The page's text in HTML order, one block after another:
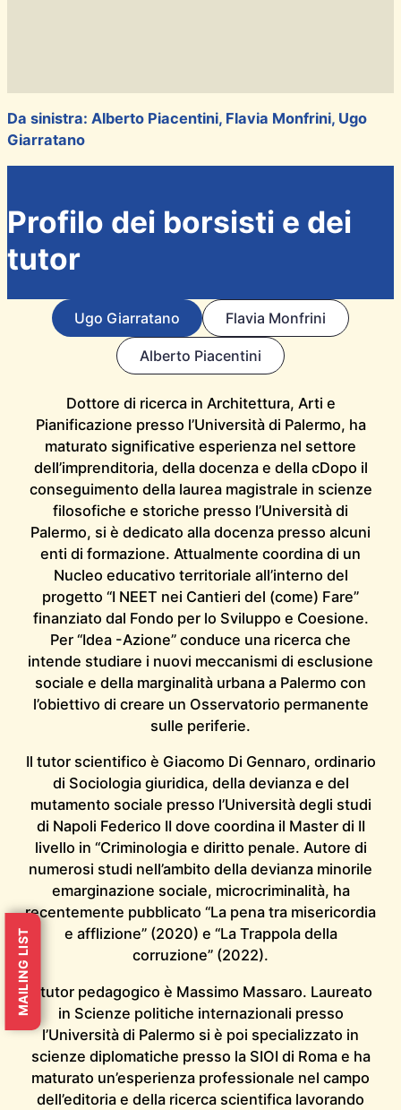
Da sinistra: Alberto Piacentini, Flavia Monfrini, Ugo
Giarratano
Profilo dei borsisti e dei
tutor
Ugo Giarratano Flavia Monfrini
Alberto Piacentini
Dottore di ricerca in Architettura, Arti e
Pianificazione presso l’Università di Palermo, ha
maturato significative esperienza nel settore
dell’imprenditoria, della docenza e della cDopo il
conseguimento della laurea magistrale in scienze
filosofiche e storiche presso l’Università di
Palermo, si è dedicato alla docenza presso alcuni
enti di formazione. Attualmente coordina di un
Nucleo educativo territoriale all’interno del
progetto “I NEET nei Cantieri del (come) Fare”
finanziato dal Fondo per lo Sviluppo e Coesione.
Per “Idea -Azione” conduce una ricerca che
intende studiare i nuovi meccanismi di esclusione
sociale e della marginalità urbana a Palermo con
l’obiettivo di creare un Osservatorio permanente
sulle periferie.
Il tutor scientifico è Giacomo Di Gennaro, ordinario
di Sociologia giuridica, della devianza e del
mutamento sociale presso l’Università degli studi
di Napoli Federico II dove coordina il Master di II
livello in “Criminologia e diritto penale. Autore di
numerosi studi nell’ambito della devianza minorile
emarginazione sociale, microcriminalità, ha
recentemente pubblicato “La pena tra misericordia
e afflizione” (2020) e “La Trappola della
corruzione” (2022).
Il tutor pedagogico è Massimo Massaro. Laureato
in Scienze politiche internazionali presso
l’Università di Palermo si è poi specializzato in
scienze diplomatiche presso la SIOI di Roma e ha
maturato un’esperienza professionale nel campo
dell’editoria e della ricerca scientifica lavorando
MAILING LIST